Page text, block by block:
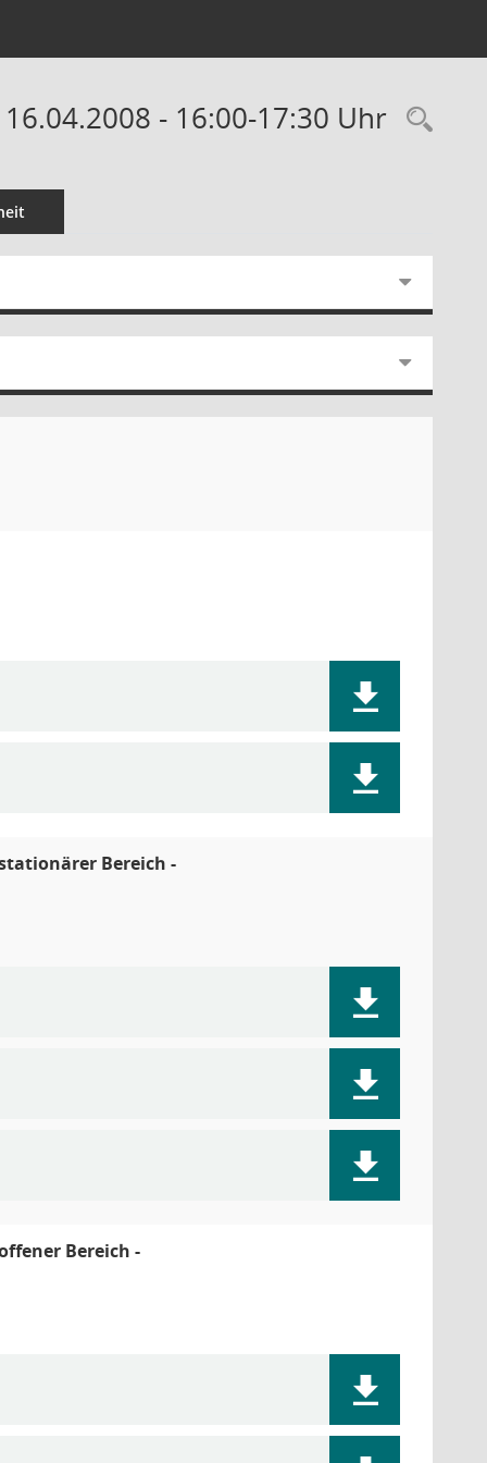
- 16:00-17:30 Uhr
Bereich -
Bereich -